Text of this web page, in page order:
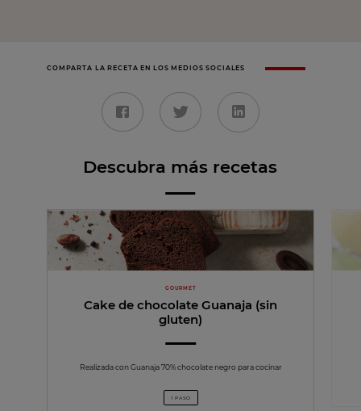
COMPARTA LA RECETA EN LOS MEDIOS SOCIALES
Descubra más recetas
GOURMET
Cake de chocolate Guanaja (sin
gluten)
Realizada con Guanaja 70% chocolate negro para cocinar
1 PASO